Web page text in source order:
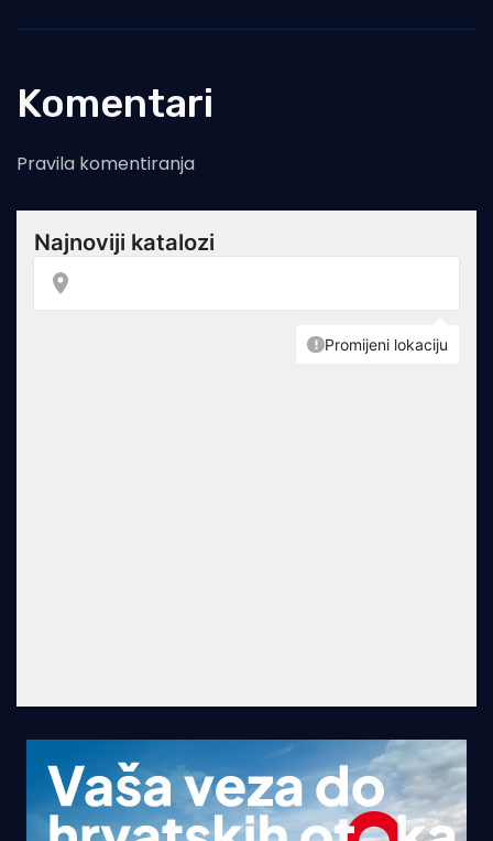
Komentari
Pravila komentiranja